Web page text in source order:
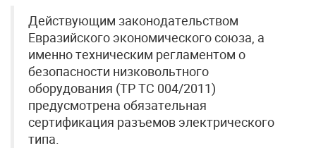
Действующим законодательством
Евразийского экономического союза, а
именно техническим регламентом о
безопасности низковольтного
оборудования (ТР ТС 004/2011)
предусмотрена обязательная
сертификация разъемов электрического
типа.